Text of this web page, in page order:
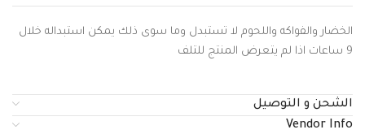
الخضار والفواكه واللحوم لا تستبدل وما سوى ذلك يمكن استبداله خلال
9 ساعات اذا لم يتعرض المنتج للتلف
الشحن و التوصيل
Vendor Info